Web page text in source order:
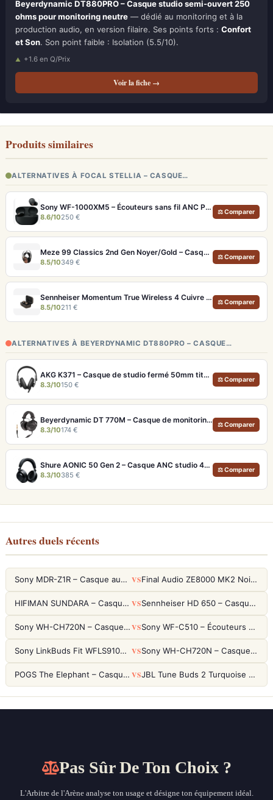
Beyerdynamic DT880PRO – Casque studio semi-ouvert 250
ohms pour monitoring neutre — dédié au monitoring et à la
production audio, en version filaire. Ses points forts : Confort
et Son. Son point faible : Isolation (5.5/10).
+1.6 en Q/Prix
Voir la fiche →
Produits similaires
ALTERNATIVES À FOCAL STELLIA – CASQUE…
Sony WF-1000XM5 – Écouteurs sans fil ANC Premium et LDAC
8.6/10250 €
⚖ Comparer
Meze 99 Classics 2nd Gen Noyer/Gold – Casque Hi-Fi bois artisanal et son balancé
8.5/10349 €
⚖ Comparer
Sennheiser Momentum True Wireless 4 Cuivre – Écouteurs audiophiles aptX Lossless et ANC adaptatif
8.5/10211 €
⚖ Comparer
ALTERNATIVES À BEYERDYNAMIC DT880PRO – CASQUE…
AKG K371 – Casque de studio fermé 50mm titane, réponse 5Hz-50kHz
8.3/10150 €
⚖ Comparer
Beyerdynamic DT 770M – Casque de monitoring fermé 80 Ohm pour studio
8.3/10174 €
⚖ Comparer
Shure AONIC 50 Gen 2 – Casque ANC studio 40h et audio haute résolution USB
8.3/10385 €
⚖ Comparer
Autres duels récents
Sony MDR-Z1R – Casque audiophile fermé haute résolution VS Final Audio ZE8000 MK2 Noir – Écouteurs True Wireless audiophiles 8K Sound
HIFIMAN SUNDARA – Casque Planar Magnetic Ouvert Over-Ear Audiophile VS Sennheiser HD 650 – Casque audiophile ouvert pour l'écoute analytique
Sony WH-CH720N – Casque ANC 35h, Ultra-léger (192g) avec Processeur V1 VS Sony WF-C510 – Écouteurs True Wireless compacts, autonomie 22h et multipoint
Sony LinkBuds Fit WFLS910NW Blanc – Écouteurs Sport Ailes ANC VS Sony WH-CH720N – Casque ANC 35h, Ultra-léger (192g) avec Processeur V1
POGS The Elephant – Casque Filaire Enfants 85dB POGS-Safe™ (Éco-Responsable) VS JBL Tune Buds 2 Turquoise – Écouteurs True Wireless avec ANC et autonomie 48h
Pas Sûr De Ton Choix ?
L'Arbitre de l'Arène analyse ton usage et désigne ton équipement idéal.